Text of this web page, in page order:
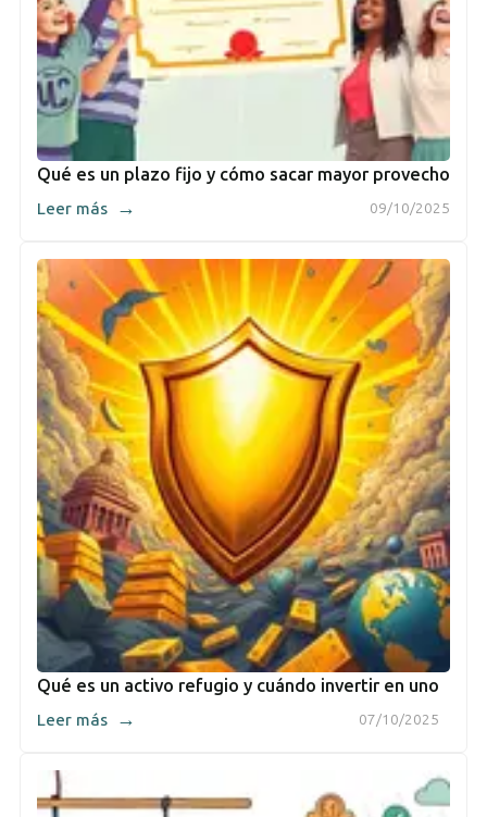
Qué es un plazo fijo y cómo sacar mayor provecho
09/10/2025
Leer más →
Qué es un activo refugio y cuándo invertir en uno
07/10/2025
Leer más →